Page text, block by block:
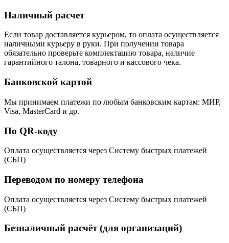
Наличный расчет
Если товар доставляется курьером, то оплата осуществляется
наличными курьеру в руки. При получении товара
обязательно проверьте комплектацию товара, наличие
гарантийного талона, товарного и кассового чека.
Банковской картой
Мы принимаем платежи по любым банковским картам: МИР,
Visa, MasterCard и др.
По QR-коду
Оплата осуществляется через Систему быстрых платежей
(СБП)
Переводом по номеру телефона
Оплата осуществляется через Систему быстрых платежей
(СБП)
Безналичный расчёт (для организаций)